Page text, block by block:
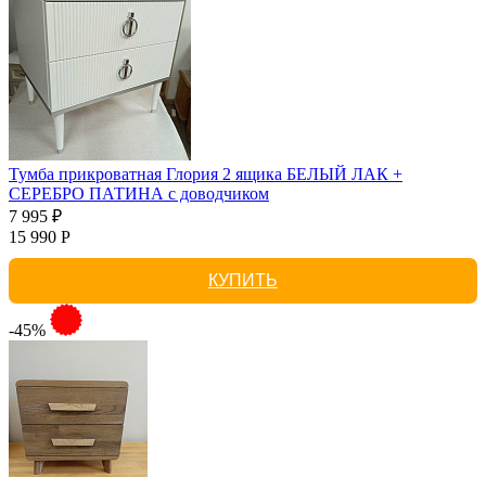
Тумба прикроватная Глория 2 ящика БЕЛЫЙ ЛАК +
СЕРЕБРО ПАТИНА с доводчиком
7 995 ₽
15 990 Р
КУПИТЬ
-45%